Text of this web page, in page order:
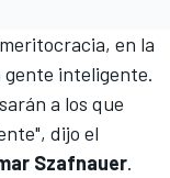
en la
gente inteligente.
a los que
dijo el
Szafnauer.